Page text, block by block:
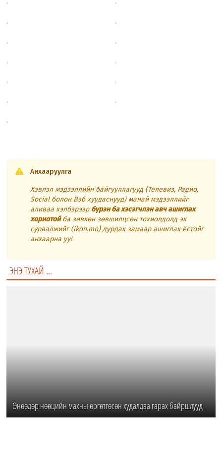
Анхааруулга
Хэвлэл мэдээллийн байгууллагууд (Телевиз, Радио,
Social болон Вэб хуудаснууд) манай мэдээллийг
аливаа хэлбэрээр бүрэн ба хэсэгчлэн авч ашиглах
хориотойба зөвхөн зөвшилцсөн тохиолдолд эх
сурвалжийг (ikon.mn) дурдах замаар ашиглах ёстойг
анхаарна уу!
ЭНЭ ТУХАЙ ...
Өнөөдөр нөөцийн махны өргөтгөсөн худалдаа гарах байршлууд